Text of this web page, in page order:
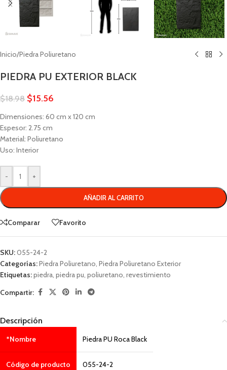
Inicio/Piedra Poliuretano
PIEDRA PU EXTERIOR BLACK
$18.98 $15.56
Dimensiones: 60 cm x 120 cm
Espesor: 2.75 cm
Material: Poliuretano
Uso: Interior
- +
AÑADIR AL CARRITO
Comparar Favorito
SKU:055-24-2
Categorías:Piedra Poliuretano, Piedra Poliuretano Exterior
Etiquetas:piedra, piedra pu, poliuretano, revestimiento
Compartir:
Descripción
*Nombre Piedra PU Roca Black
Código de producto 055-24-2